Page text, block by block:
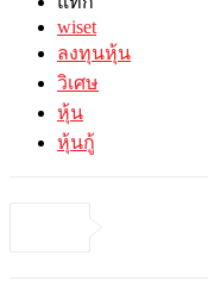
wiset
ลงทุนหุ้น
วิเศษ
หุ้น
หุ้นกู้